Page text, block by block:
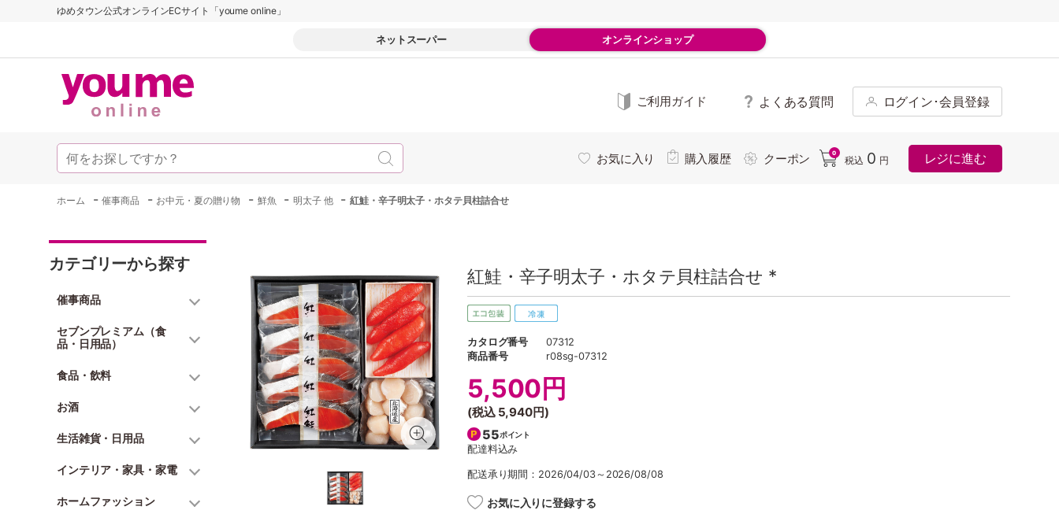
ゆめタウン公式オンラインECサイト「youme online」
ネットスーパー オンラインショップ
ご利用ガイド よくある質問 ログイン･会員登録
お気に入り 購入履歴 クーポン 0
税込 0 円 レジに進む
ホーム -催事商品 - お中元・夏の贈り物 - 鮮魚 -明太子 他 -紅鮭・辛子明太子・ホタテ貝柱詰合せ
カテゴリーから探す
催事商品
セブンプレミアム（食
品・日用品）
食品・飲料
お酒
生活雑貨・日用品
インテリア・家具・家電
ホームファッション
紅鮭・辛子明太子・ホタテ貝柱詰合せ *
カタログ番号
07312
商品番号
r08sg-07312
5,500円
(税込 5,940円)
55ポイント
配達料込み
配送承り期間：2026/04/03～2026/08/08
お気に入りに登録する